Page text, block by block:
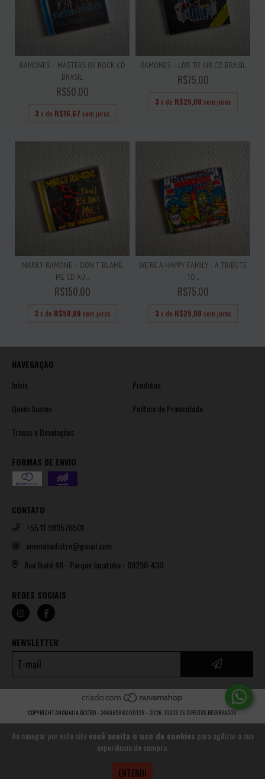
Ao navegar por este sitevocê aceita o uso de cookies para agilizar a sua
experiência de compra.
ENTENDI
RAMONES – MASTERS OF ROCK CD
BRASIL
R$50,00
3 x de R$16,67 sem juros
RAMONES – LIVE TO AIR CD BRASIL
R$75,00
3 x de R$25,00 sem juros
MARKY RAMONE – DON'T BLAME
ME CD AU...
R$150,00
3 x de R$50,00 sem juros
WE'RE A HAPPY FAMILY - A TRIBUTE
TO...
R$75,00
3 x de R$25,00 sem juros
NAVEGAÇÃO
Início
Produtos
Quem Somos
Política de Privacidade
Trocas e Devoluções
FORMAS DE ENVIO
CONTATO
+55 11 980576501
anomaliadistro@gmail.com
Rua Ibaté 48 - Parque Jaçatuba - 09290-430
REDES SOCIAIS
NEWSLETTER
COPYRIGHT ANOMALIA DISTRO - 24696588000128 - 2026. TODOS OS DIREITOS RESERVADOS.